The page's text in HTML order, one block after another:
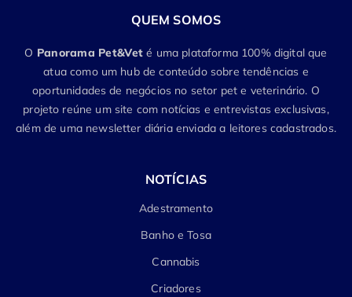
QUEM SOMOS
O Panorama Pet&Vet é uma plataforma 100% digital que
atua como um hub de conteúdo sobre tendências e
oportunidades de negócios no setor pet e veterinário. O
projeto reúne um site com notícias e entrevistas exclusivas,
além de uma newsletter diária enviada a leitores cadastrados.
NOTÍCIAS
Adestramento
Banho e Tosa
Cannabis
Criadores